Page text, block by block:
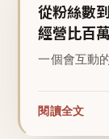
從粉絲數
經營比百
一個會互動
閱讀全文